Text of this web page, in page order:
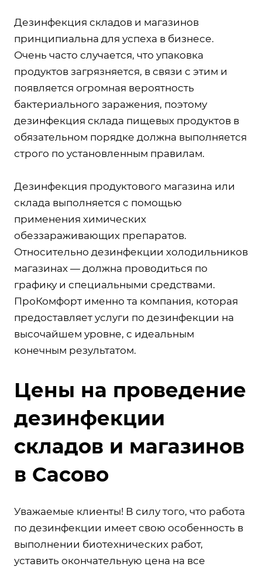
Дезинфекция складов и магазинов
принципиальна для успеха в бизнесе.
Очень часто случается, что упаковка
продуктов загрязняется, в связи с этим и
появляется огромная вероятность
бактериального заражения, поэтому
дезинфекция склада пищевых продуктов в
обязательном порядке должна выполняется
строго по установленным правилам.
Дезинфекция продуктового магазина или
склада выполняется с помощью
применения химических
обеззараживающих препаратов.
Относительно дезинфекции холодильников
магазинах — должна проводиться по
графику и специальными средствами.
ПроКомфорт именно та компания, которая
предоставляет услуги по дезинфекции на
высочайшем уровне, с идеальным
конечным результатом.
Цены на проведение
дезинфекции
складов и магазинов
в Сасово
Уважаемые клиенты! В силу того, что работа
по дезинфекции имеет свою особенность в
выполнении биотехнических работ,
уставить окончательную цена на все